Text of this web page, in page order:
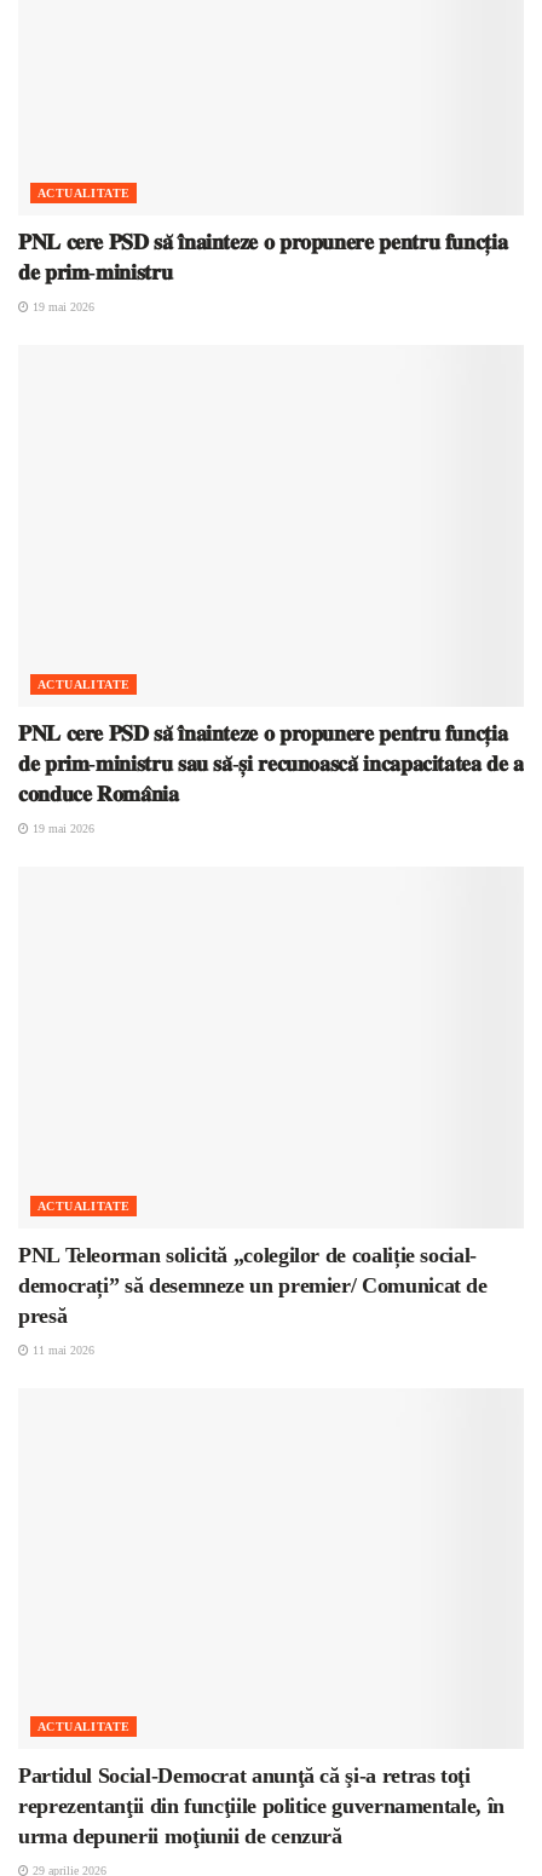
ACTUALITATE
𝐏𝐍𝐋 𝐜𝐞𝐫𝐞 𝐏𝐒𝐃 𝐬𝐚̆ 𝐢̂𝐧𝐚𝐢𝐧𝐭𝐞𝐳𝐞 𝐨 𝐩𝐫𝐨𝐩𝐮𝐧𝐞𝐫𝐞 𝐩𝐞𝐧𝐭𝐫𝐮 𝐟𝐮𝐧𝐜𝐭̦𝐢𝐚
𝐝𝐞 𝐩𝐫𝐢𝐦-𝐦𝐢𝐧𝐢𝐬𝐭𝐫𝐮
19 mai 2026
ACTUALITATE
𝐏𝐍𝐋 𝐜𝐞𝐫𝐞 𝐏𝐒𝐃 𝐬𝐚̆ 𝐢̂𝐧𝐚𝐢𝐧𝐭𝐞𝐳𝐞 𝐨 𝐩𝐫𝐨𝐩𝐮𝐧𝐞𝐫𝐞 𝐩𝐞𝐧𝐭𝐫𝐮 𝐟𝐮𝐧𝐜𝐭̦𝐢𝐚
𝐝𝐞 𝐩𝐫𝐢𝐦-𝐦𝐢𝐧𝐢𝐬𝐭𝐫𝐮 𝐬𝐚𝐮 𝐬𝐚̆-𝐬̦𝐢 𝐫𝐞𝐜𝐮𝐧𝐨𝐚𝐬𝐜𝐚̆ 𝐢𝐧𝐜𝐚𝐩𝐚𝐜𝐢𝐭𝐚𝐭𝐞𝐚 𝐝𝐞 𝐚
𝐜𝐨𝐧𝐝𝐮𝐜𝐞 𝐑𝐨𝐦𝐚̂𝐧𝐢𝐚
19 mai 2026
ACTUALITATE
PNL Teleorman solicită „colegilor de coaliție social-
democrați” să desemneze un premier/ Comunicat de
presă
11 mai 2026
ACTUALITATE
Partidul Social-Democrat anunţă că şi-a retras toţi
reprezentanţii din funcţiile politice guvernamentale, în
urma depunerii moţiunii de cenzură
29 aprilie 2026